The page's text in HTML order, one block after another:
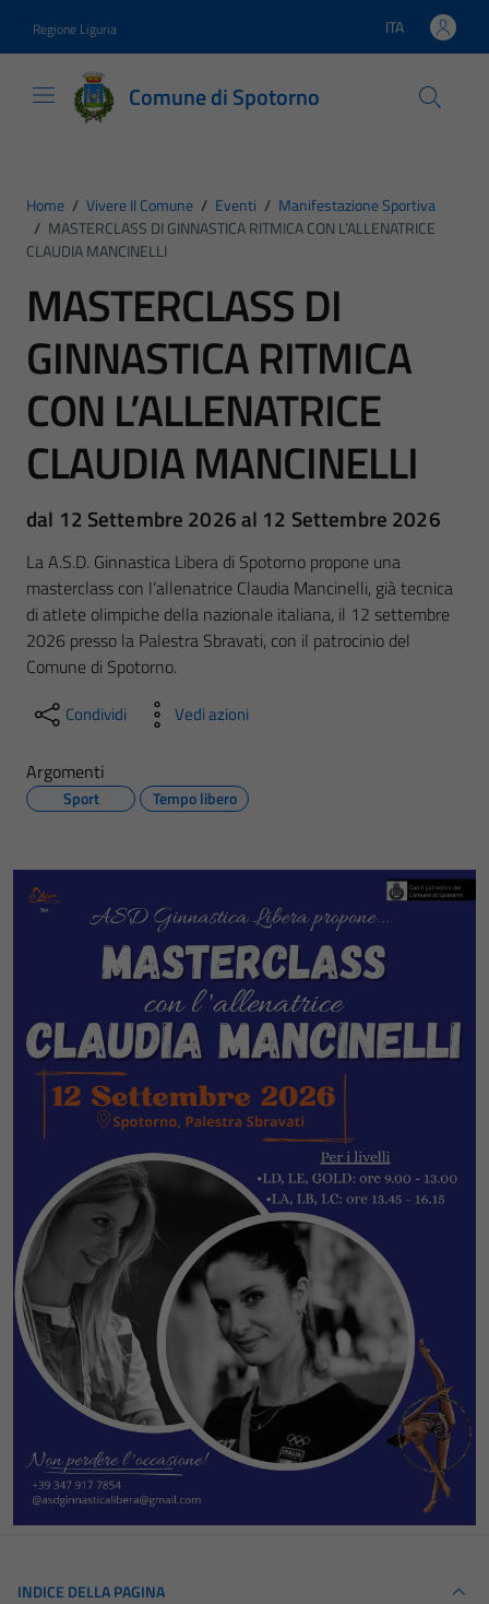
Regione Liguria Lingua attiva:
ITA
Comune di Spotorno
Home / Vivere Il Comune / Eventi / Manifestazione Sportiva
/ MASTERCLASS DI GINNASTICA RITMICA CON L’ALLENATRICE
CLAUDIA MANCINELLI
MASTERCLASS DI
GINNASTICA RITMICA
CON L’ALLENATRICE
CLAUDIA MANCINELLI
dal 12 Settembre 2026 al 12 Settembre 2026
La A.S.D. Ginnastica Libera di Spotorno propone una
masterclass con l’allenatrice Claudia Mancinelli, già tecnica
di atlete olimpiche della nazionale italiana, il 12 settembre
2026 presso la Palestra Sbravati, con il patrocinio del
Comune di Spotorno.
Condividi Vedi azioni
Argomenti
Sport Tempo libero
INDICE DELLA PAGINA